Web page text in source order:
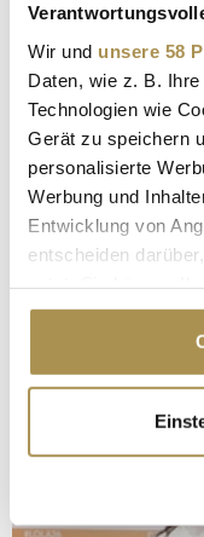
Wir und unsere 58
Daten, wie z. B.
Technologien wie
Gerät zu speichern
personalisierte
Werbung und
Entwicklung von
entscheiden
Cookie-Erklärung
Trigger Symbol
erfassen,